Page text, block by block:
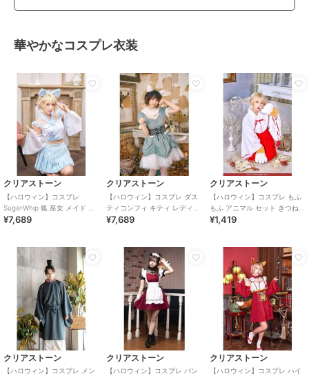
華やかなコスプレ衣装
クリアストーン
【ハロウィン】コスプレ
SugarWhip 狐 巫女 メイド レ
ディース ブルー
¥7,689
クリアストーン
【ハロウィン】コスプレ ダス
ティコンフィ キティ レディー
ス サックスブルー
¥7,689
クリアストーン
【ハロウィン】コスプレ もふ
もふ アニマル セット きつねの
手 ユニセックス ブラウン
¥1,419
クリアストーン
【ハロウィン】コスプレ メン
クリアストーン
【ハロウィン】コスプレ パン
クリアストーン
【ハロウィン】コスプレ ハイ